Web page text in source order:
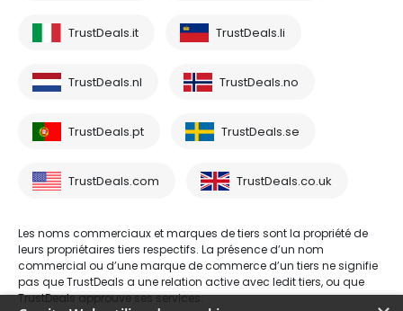
TrustDeals.it TrustDeals.li
TrustDeals.nl TrustDeals.no
TrustDeals.pt TrustDeals.se
TrustDeals.com TrustDeals.co.uk
Les noms commerciaux et marques de tiers sont la propriété de
leurs propriétaires tiers respectifs. La présence d’un nom
commercial ou d’une marque de commerce d’un tiers ne signifie
pas que TrustDeals a une relation active avec ledit tiers, ou que
TrustDeals approuve ses services.